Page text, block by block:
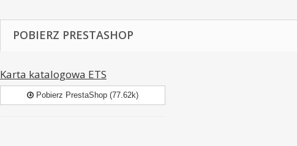
POBIERZ PRESTASHOP
Karta katalogowa ETS
Pobierz PrestaShop (77.62k)